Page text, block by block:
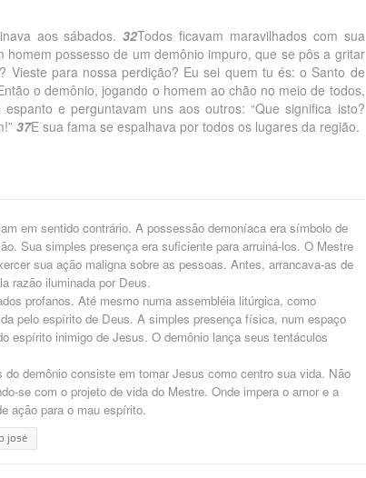
aos sábados.32Todos ficavam maravilhados com sua
homem possesso de um demônio impuro, que se pôs a gritar
Vieste para nossa perdição? Eu sei quem tu és: o Santo de
o demônio, jogando o homem ao chão no meio de todos,
e perguntavam uns aos outros: “Que significa isto?
37E sua fama se espalhava por todos os lugares da região.
em sentido contrário. A possessão demoníaca era símbolo de
Sua simples presença era suficiente para arruiná-los. O Mestre
sua ação maligna sobre as pessoas. Antes, arrancava-as de
razão iluminada por Deus.
profanos. Até mesmo numa assembléia litúrgica, como
pelo espírito de Deus. A simples presença física, num espaço
espírito inimigo de Jesus. O demônio lança seus tentáculos
demônio consiste em tomar Jesus como centro sua vida. Não
se com o projeto de vida do Mestre. Onde impera o amor e a
ação para o mau espírito.
josé